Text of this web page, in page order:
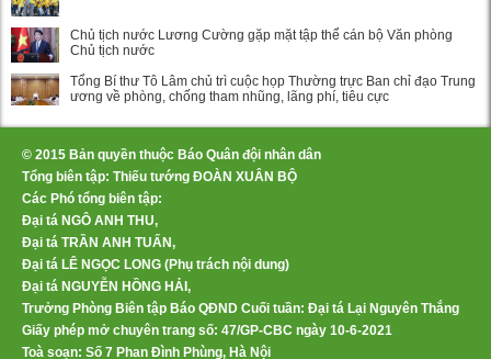
Chủ tịch nước Lương Cường gặp mặt tập thể cán bộ Văn phòng
Chủ tịch nước
Tổng Bí thư Tô Lâm chủ trì cuộc họp Thường trực Ban chỉ đạo Trung
ương về phòng, chống tham nhũng, lãng phí, tiêu cực
© 2015 Bản quyền thuộc Báo Quân đội nhân dân
Tổng biên tập: Thiếu tướng ĐOÀN XUÂN BỘ
Các Phó tổng biên tập:
Đại tá NGÔ ANH THU,
Đại tá TRẦN ANH TUẤN,
Đại tá LÊ NGỌC LONG (Phụ trách nội dung)
Đại tá NGUYỄN HỒNG HẢI,
Trưởng Phòng Biên tập Báo QĐND Cuối tuần: Đại tá Lại Nguyên Thắng
Giấy phép mở chuyên trang số: 47/GP-CBC ngày 10-6-2021
Toà soạn: Số 7 Phan Đình Phùng, Hà Nội